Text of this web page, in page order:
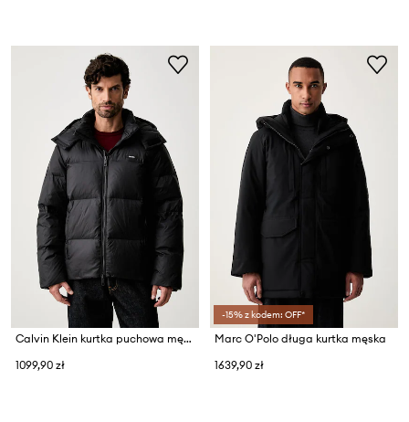
Calvin Klein kurtka puchowa męska
1099,90 zł
-15% z kodem: OFF*
Marc O'Polo długa kurtka męska
1639,90 zł